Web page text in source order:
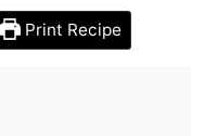
Print Recipe